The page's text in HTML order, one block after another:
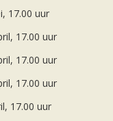
17.00 uur
17.00 uur
17.00 uur
17.00 uur
17.00 uur